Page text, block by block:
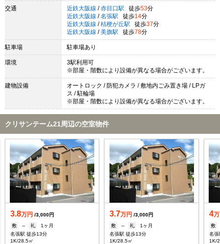
交通 近鉄大阪線 / 赤目口駅 徒歩53分
近鉄大阪線 / 名張駅 徒歩14分
近鉄大阪線 / 桔梗が丘駅 徒歩37分
近鉄大阪線 / 美旗駅 徒歩78分
駐車場 駐車場あり
環境
3駅利用可
※部屋・階数により設備が異なる場合がございます。
建物設備
オートロック / 防犯カメラ / 敷地内ごみ置き場 / LPガ
ス / 駐輪場
※部屋・階数により設備が異なる場合がございます。
クリサンテーム21周辺の空室物件
3.8万円 /3,000円
敷
-- 礼
1ヶ月
名張駅 徒歩13分
1K/28.5㎡
3.7万円 /3,000円
敷
-- 礼
1ヶ月
名張駅 徒歩13分
1K/28.5㎡
4
敷
名
1K/